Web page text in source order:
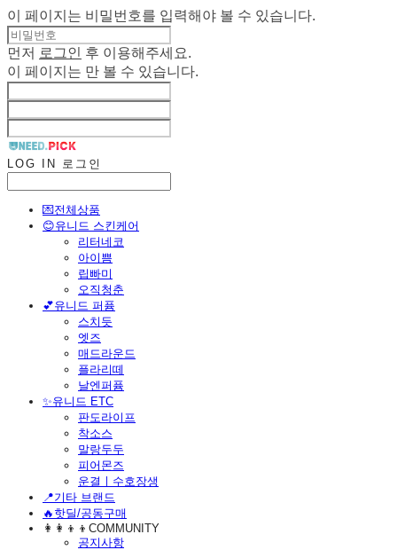
이 페이지는 비밀번호를 입력해야 볼 수 있습니다.
먼저 로그인
후 이용해주세요.
이 페이지는 만 볼 수 있습니다.
LOG IN 로그인
💌전체상품
😊유니드 스킨케어
리터네코
아이쁨
립빠미
오직청춘
💕유니드 퍼퓸
스치듯
엣즈
매드라운드
플라리떼
날엔퍼퓸
​✨유니드 ETC
판도라이프
착소스
말랑두두
피어몬즈
운결ㅣ수호장생
📍기타 브랜드
🔥핫딜/공동구매
👩‍👩‍👦‍👦COMMUNITY
공지사항